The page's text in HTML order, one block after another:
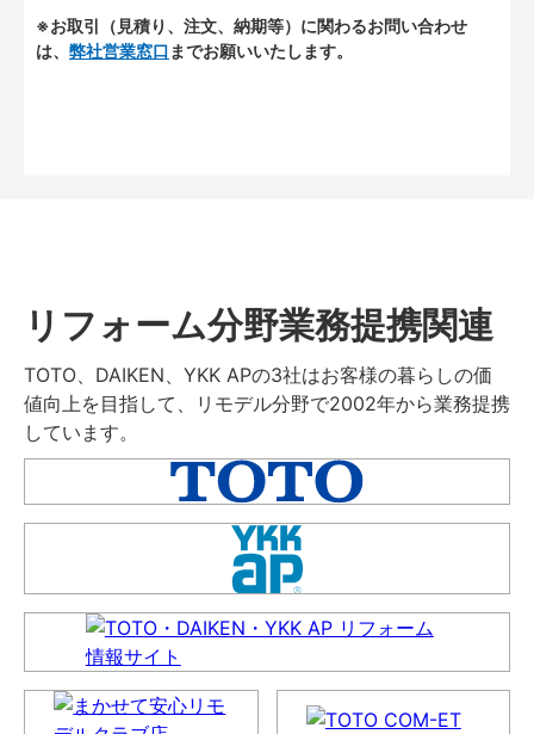
※お取引（見積り、注文、納期等）に関わるお問い合わせ
は、 弊社営業窓口 までお願いいたします。
リフォーム分野業務提携関連
TOTO、DAIKEN、YKK APの3社はお客様の暮らしの価
値向上を目指して、リモデル分野で2002年から業務提携
しています。